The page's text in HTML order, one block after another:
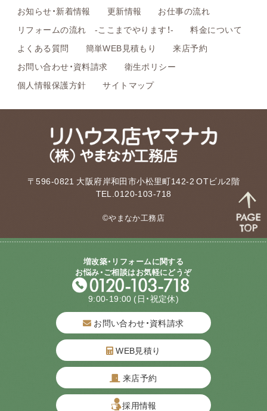
お知らせ・新着情報
更新情報
お仕事の流れ
リフォームの流れ -ここまでやります！-
料金について
よくある質問
簡単WEB見積もり
来店予約
お問い合わせ・資料請求
衛生ポリシー
個人情報保護方針
サイトマップ
〒596-0821 大阪府岸和田市小松里町142-2 OTビル2階
TEL.0120-103-718
©やまなか工務店
増改築・リフォームに関する
お悩み・ご相談はお気軽にどうぞ
9:00-19:00 (日・祝定休)
お問い合わせ・資料請求
WEB見積り
来店予約
採用情報